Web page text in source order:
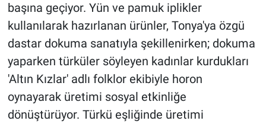
başına geçiyor. Yün ve pamuk iplikler
kullanılarak hazırlanan ürünler, Tonya'ya özgü
dastar dokuma sanatıyla şekillenirken; dokuma
yaparken türküler söyleyen kadınlar kurdukları
'Altın Kızlar' adlı folklor ekibiyle horon
oynayarak üretimi sosyal etkinliğe
dönüştürüyor. Türkü eşliğinde üretimi